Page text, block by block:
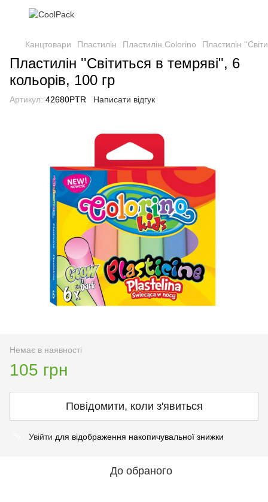
Канцтовари Пластилін Пластилін Colorino Пластилін
Пластилін ''Світиться в темряві", 6
кольорів, 100 гр
Артикул: 42680PTR Написати відгук
Немає в наявності
105 грн
Повідомити, коли з'явиться
Увійти для відображення накопичувальної знижки
До обраного